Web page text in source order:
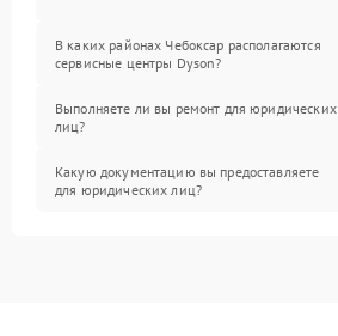
В каких районах Чебоксар располагаются
сервисные центры Dyson?
Выполняете ли вы ремонт для юридических
лиц?
Какую документацию вы предоставляете
для юридических лиц?